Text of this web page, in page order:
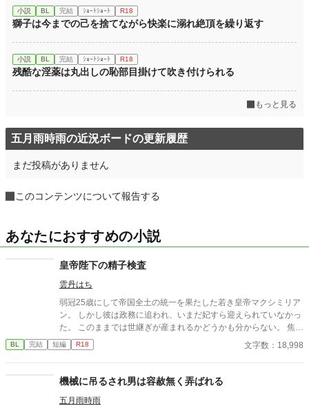
小説 BL 完結 ｼｮｰﾄｼｮｰﾄ R18
獅子は今までの己を捨てながら快楽に溺れ絶頂を繰り返す
小説 BL 完結 ｼｮｰﾄｼｮｰﾄ R18
残酷な淫薬は丸出しの恥部目掛けて吹き付けられる
もっと見る
五月雨時雨の近況ボードの更新履歴
まだ投稿がありません
このコンテンツについて報告する
あなたにおすすめの小説
皇帝陛下の精子検査
雲丹はち
弱冠25歳にして帝国全土の統一を果たした若き皇帝マクシミリア
ン。 しかし彼は政務に追われ、いまだ妃すら迎えられていなかっ
た。 このままでは世継ぎが産まれるかどうかも分からない。 焦れ
た官僚たちに迫られ、マクシミリアンは世にも屈辱的な『検査』
を受けさせられることに――!?
BL 完結 短編 R18 文字数：18,998
機械に吊るされ男は容赦無く弄ばれる
五月雨時雨